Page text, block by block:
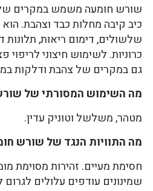
שורש חומעה משמש במקרים של
כיב קיבה מחלות כבד וצהבת.
שלשולים, דימום ריאות, תלונות
כרוניות. לשימוש חיצוני
גם במקרים של צהבת ודלקות
מה השימוש המסורתי של
מטהר, משלשל וטוניק עדין.
מה התוויות הנגד של שורש
חסימת מעיים. זהירות מסוימת
שמינונים עודפים עלולים